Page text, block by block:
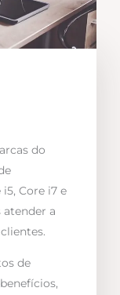
do
Core i7 e
a
de